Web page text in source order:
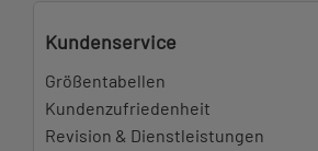
Kundenservice
Größentabellen
Kundenzufriedenheit
Revision & Dienstleistungen